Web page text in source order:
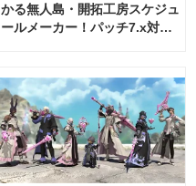
かる無人島・開拓工房スケジュ
ールメーカー！パッチ7.x対応